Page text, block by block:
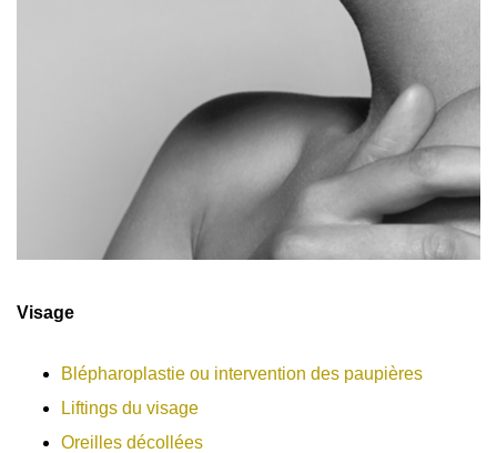
Visage
Blépharoplastie ou intervention des paupières
Liftings du visage
Oreilles décollées